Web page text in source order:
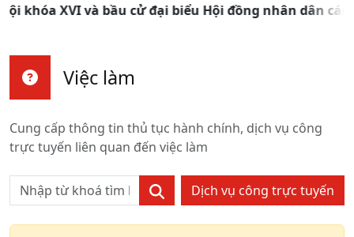
khóa XVI và bầu cử đại biểu Hội đồng nhân dân các
Việc làm
Cung cấp thông tin thủ tục hành chính, dịch vụ công
trực tuyến liên quan đến việc làm
Dịch vụ công trực tuyến